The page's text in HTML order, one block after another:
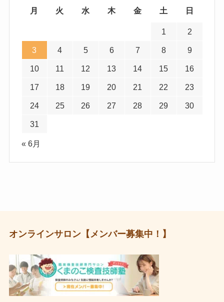
月
火 水 木 金 土 日
1 2
3 4 5 6 7 8 9
10 11 12 13 14 15 16
17 18 19 20 21 22 23
24 25 26 27 28 29 30
31
« 6月
オンラインサロン【メンバー募集中！】